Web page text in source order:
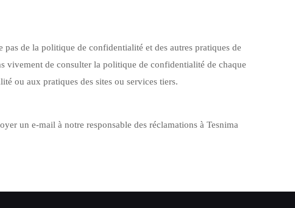
de la politique de confidentialité et des autres pratiques de
vivement de consulter la politique de confidentialité de chaque
ou aux pratiques des sites ou services tiers.
un e-mail à notre responsable des réclamations à Tesnima